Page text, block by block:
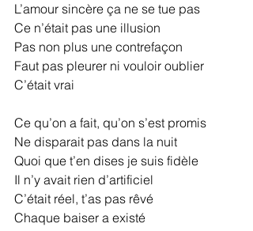
L’amour sincère ça ne se tue pas
Ce n’était pas une illusion
Pas non plus une contrefaçon
Faut pas pleurer ni vouloir oublier
C’était vrai
Ce qu’on a fait, qu’on s’est promis
Ne disparait pas dans la nuit
Quoi que t’en dises je suis fidèle
Il n’y avait rien d’artificiel
C’était réel, t’as pas rêvé
Chaque baiser a existé